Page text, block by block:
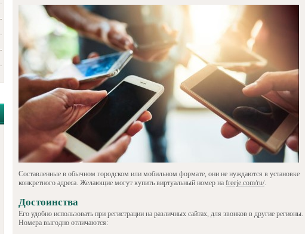
Составленные в обычном городском или мобильном формате, они не нуждаются в установке
конкретного адреса. Желающие могут купить виртуальный номер на freeje.com/ru/.
Достоинства
Его удобно использовать при регистрации на различных сайтах, для звонков в другие регионы.
Номера выгодно отличаются: